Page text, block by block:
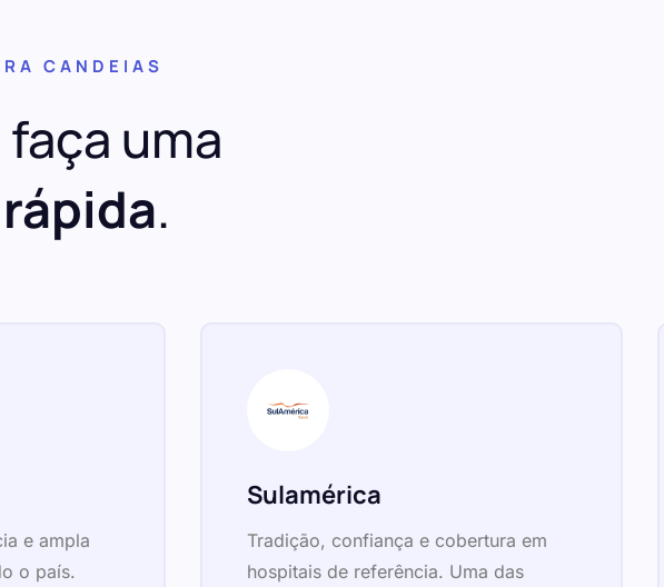
CANDEIAS
uma
.
e ampla
o país.
Sulamérica
Tradição, confiança e cobertura em
hospitais de referência. Uma das